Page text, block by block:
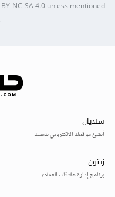
BY-NC-SA 4.0unless mentioned